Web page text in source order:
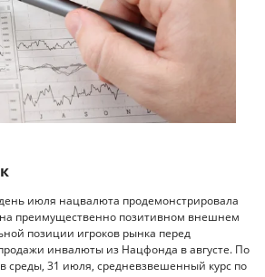
июля нацвалюта продемонстрировала
преимущественно позитивном внешнем
позиции игроков рынка перед
инвалюты из Нацфонда в августе. По
среды, 31 июля, средневзвешенный курс по